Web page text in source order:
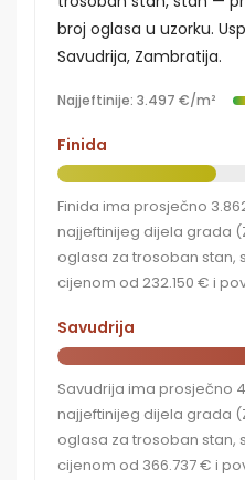
broj oglasa u uzorku.
Savudrija, Zambratija.
Najjeftinije: 3.497 €/m²
Finida
Finida ima prosječno
najjeftinijeg dijela grada
oglasa za trosoban stan,
cijenom od 232.150 € i
Savudrija
Savudrija ima prosječno
najjeftinijeg dijela grada
oglasa za trosoban stan,
cijenom od 366.737 € i